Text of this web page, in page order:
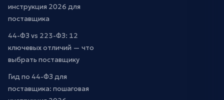
инструкция 2026 для
поставщика
44-ФЗ vs 223-ФЗ: 12
ключевых отличий — что
выбрать поставщику
Гид по 44-ФЗ для
поставщика: пошаговая